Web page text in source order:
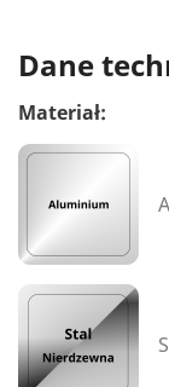
Dane
Materiał: